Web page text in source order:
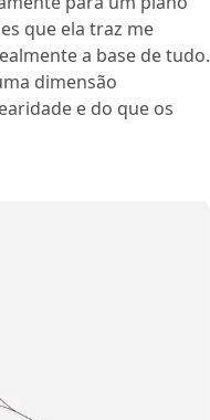
que ela traz me
a base de tudo.
dimensão
e do que os